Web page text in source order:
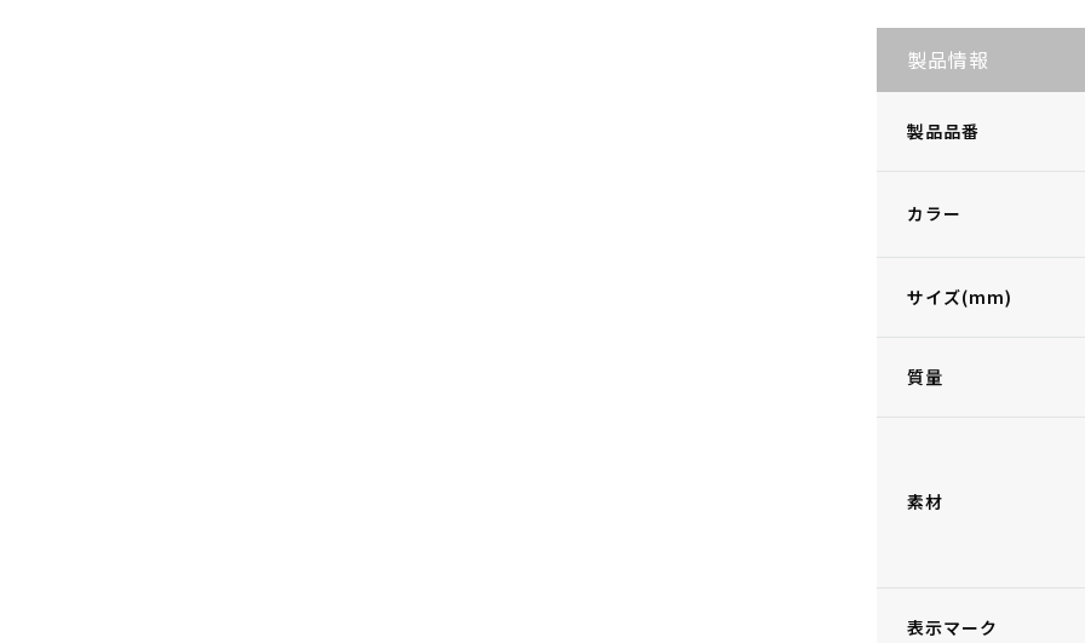
製品情報
製品品番
カラー
サイズ(mm)
質量
素材
表示マーク